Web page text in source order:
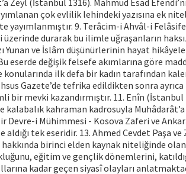
çok evlilik lehindeki yazısına ek
yayımlanmıştır. 9. Terâcim-i Ahvâl-i
durarak bu ilimle uğraşanların
Yunan ve İslâm düşünürlerinin hayat
eserde değişik felsefe akımlarına göre
konularında ilk defa bir kadın tarafından
Gazete’de tefrika edildikten sonra
bir mevki kazandırmıştır. 11. Enîn (İstanbul
kalabalık kahraman kadrosuyla
Devre-i Mühimmesi - Kosova Zaferi ve
tek eseridir. 13. Ahmed Cevdet Paşa
hakkında birinci elden kaynak niteliğinde
eğitim ve gençlik dönemlerini,
kadar geçen siyasî olayları